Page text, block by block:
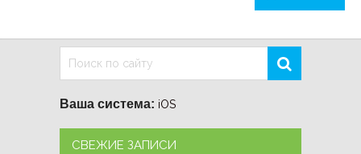
Ваша система: iOS
СВЕЖИЕ ЗАПИСИ